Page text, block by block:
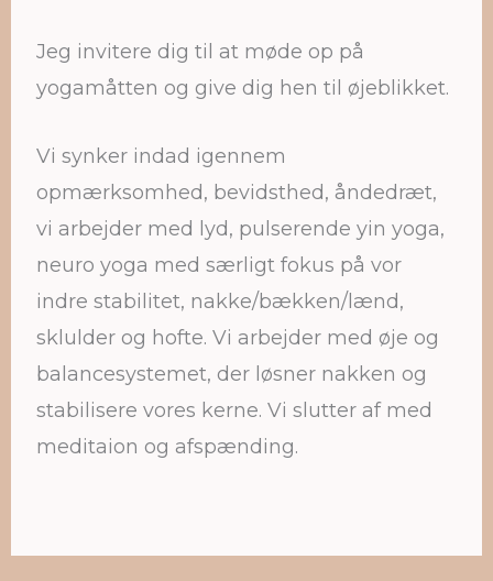
Jeg invitere dig til at møde op på
yogamåtten og give dig hen til øjeblikket.
Vi synker indad igennem
opmærksomhed, bevidsthed, åndedræt,
vi arbejder med lyd, pulserende yin yoga,
neuro yoga med særligt fokus på vor
indre stabilitet, nakke/bækken/lænd,
sklulder og hofte. Vi arbejder med øje og
balancesystemet, der løsner nakken og
stabilisere vores kerne. Vi slutter af med
meditaion og afspænding.